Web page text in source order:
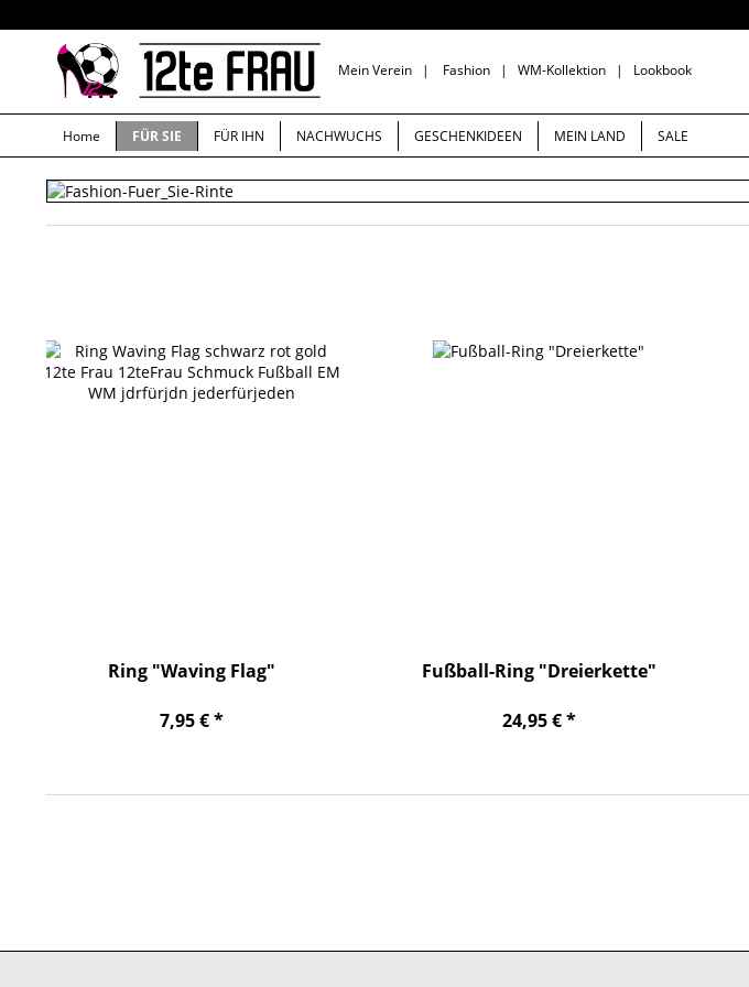
Mein Verein | Fashion |WM-Kollektion | Lookbook
Home FÜR SIE FÜR IHN NACHWUCHS GESCHENKIDEEN MEIN LAND SALE
Ring "Waving Flag"
7,95 € *
Fußball-Ring "Dreierkette"
24,95 € *